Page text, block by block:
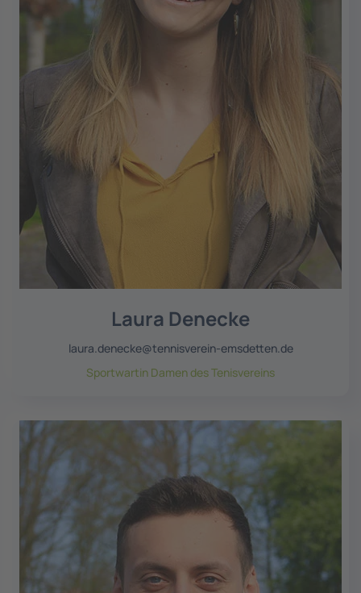
Laura Denecke
laura.denecke@tennisverein-emsdetten.de
Sportwartin Damen des Tenisvereins